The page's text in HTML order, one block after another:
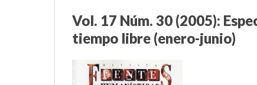
Vol. 17 Núm. 30 (2005):
tiempo libre (enero-junio)